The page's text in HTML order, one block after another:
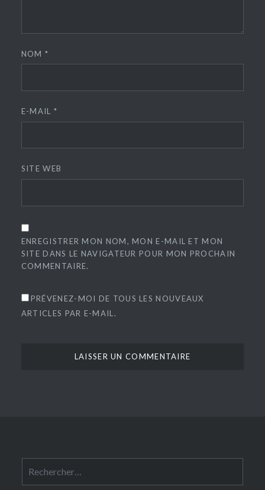
NOM*
E-MAIL *
SITE WEB
ENREGISTRER MON NOM, MON E-MAIL ET MON
SITE DANS LE NAVIGATEUR POUR MON PROCHAIN
COMMENTAIRE.
PRÉVENEZ-MOI DE TOUS LES NOUVEAUX
ARTICLES PAR E-MAIL.